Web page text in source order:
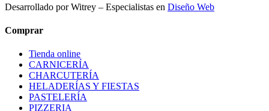
Desarrollado por Witrey – Especialistas en Diseño Web
Comprar
Tienda online
CARNICERÍA
CHARCUTERÍA
HELADERÍAS Y FIESTAS
PASTELERÍA
PIZZERIA